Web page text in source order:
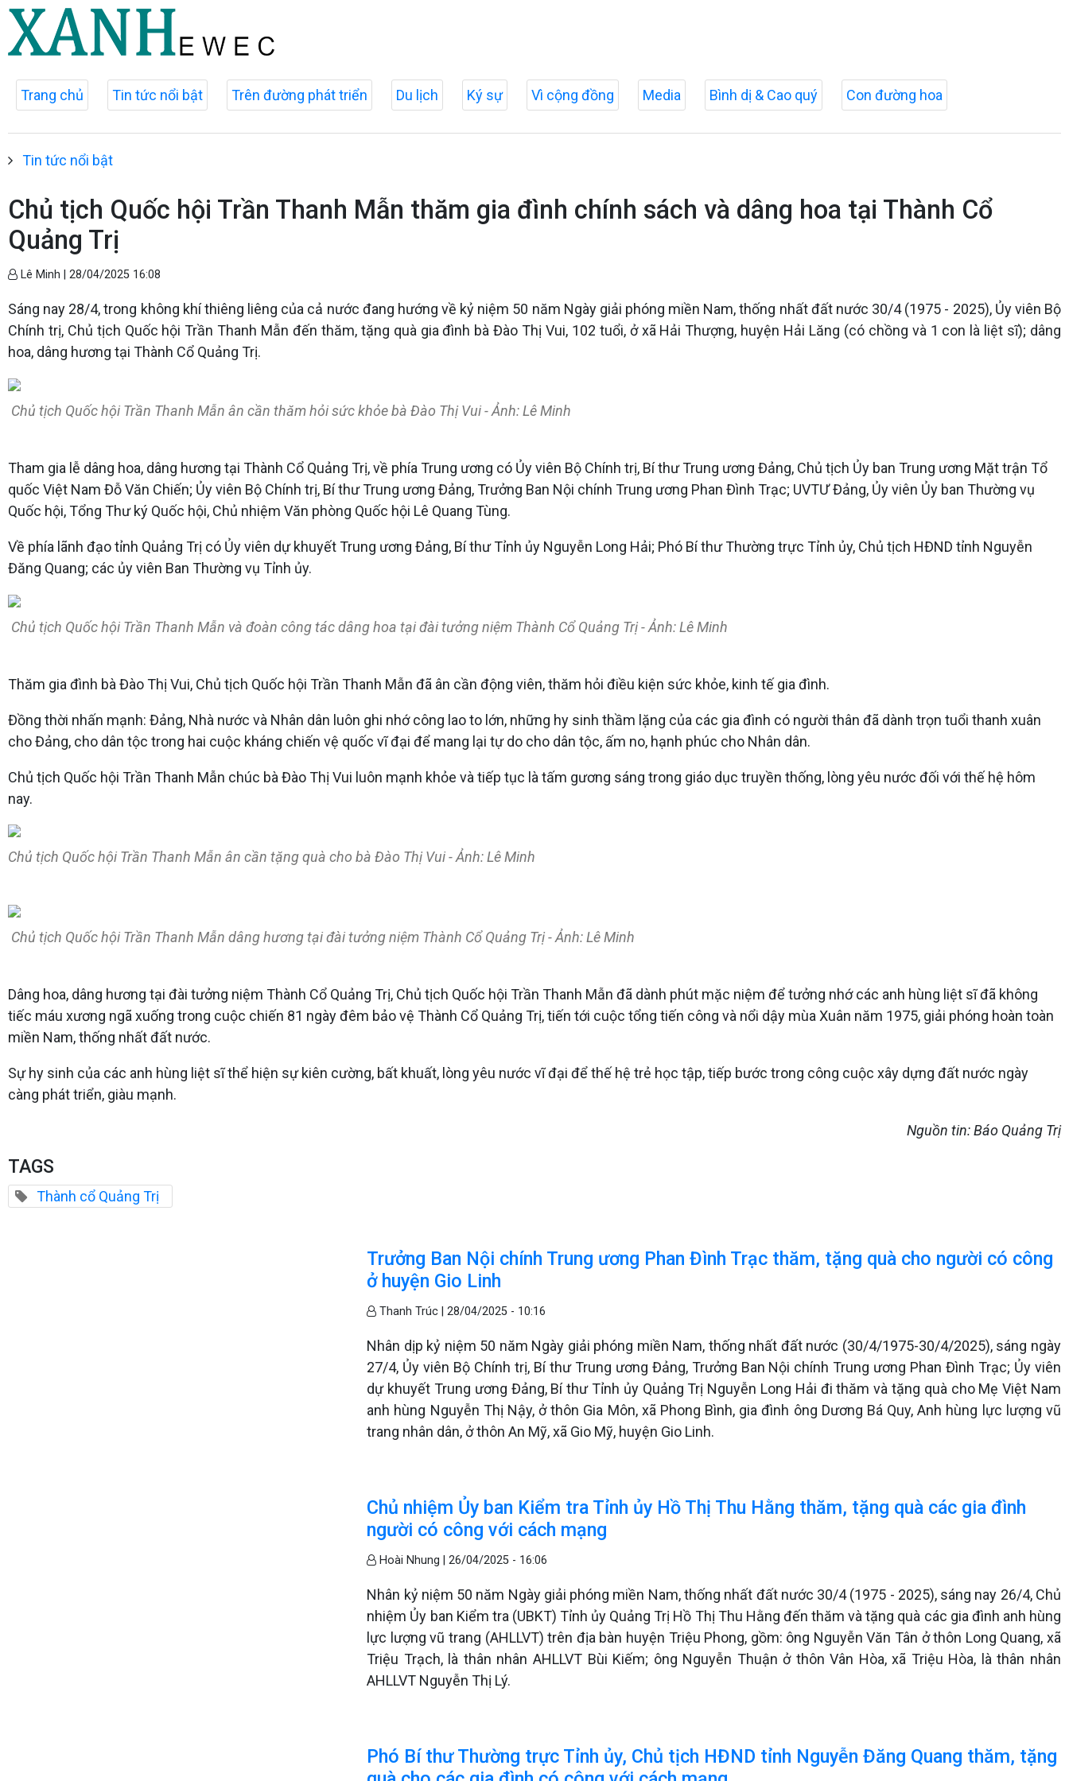
Trang chủ Tin tức nổi bật Trên đường phát triển Du lịch Ký sự Vì cộng đồng Media Bình dị & Cao quý Con đường hoa
Tin tức nổi bật
Chủ tịch Quốc hội Trần Thanh Mẫn thăm gia đình chính sách và dâng hoa tại Thành Cổ
Quảng Trị
Lê Minh | 28/04/2025 16:08
Sáng nay 28/4, trong không khí thiêng liêng của cả nước đang hướng về kỷ niệm 50 năm Ngày giải phóng miền Nam, thống nhất đất nước 30/4 (1975 - 2025), Ủy viên Bộ
Chính trị, Chủ tịch Quốc hội Trần Thanh Mẫn đến thăm, tặng quà gia đình bà Đào Thị Vui, 102 tuổi, ở xã Hải Thượng, huyện Hải Lăng (có chồng và 1 con là liệt sĩ); dâng
hoa, dâng hương tại Thành Cổ Quảng Trị.
Chủ tịch Quốc hội Trần Thanh Mẫn ân cần thăm hỏi sức khỏe bà Đào Thị Vui - Ảnh: Lê Minh
Tham gia lễ dâng hoa, dâng hương tại Thành Cổ Quảng Trị, về phía Trung ương có Ủy viên Bộ Chính trị, Bí thư Trung ương Đảng, Chủ tịch Ủy ban Trung ương Mặt trận Tổ
quốc Việt Nam Đỗ Văn Chiến; Ủy viên Bộ Chính trị, Bí thư Trung ương Đảng, Trưởng Ban Nội chính Trung ương Phan Đình Trạc; UVTƯ Đảng, Ủy viên Ủy ban Thường vụ
Quốc hội, Tổng Thư ký Quốc hội, Chủ nhiệm Văn phòng Quốc hội Lê Quang Tùng.
Về phía lãnh đạo tỉnh Quảng Trị có Ủy viên dự khuyết Trung ương Đảng, Bí thư Tỉnh ủy Nguyễn Long Hải; Phó Bí thư Thường trực Tỉnh ủy, Chủ tịch HĐND tỉnh Nguyễn
Đăng Quang; các ủy viên Ban Thường vụ Tỉnh ủy.
Chủ tịch Quốc hội Trần Thanh Mẫn và đoàn công tác dâng hoa tại đài tưởng niệm Thành Cổ Quảng Trị - Ảnh: Lê Minh
Thăm gia đình bà Đào Thị Vui, Chủ tịch Quốc hội Trần Thanh Mẫn đã ân cần động viên, thăm hỏi điều kiện sức khỏe, kinh tế gia đình.
Đồng thời nhấn mạnh: Đảng, Nhà nước và Nhân dân luôn ghi nhớ công lao to lớn, những hy sinh thầm lặng của các gia đình có người thân đã dành trọn tuổi thanh xuân
cho Đảng, cho dân tộc trong hai cuộc kháng chiến vệ quốc vĩ đại để mang lại tự do cho dân tộc, ấm no, hạnh phúc cho Nhân dân.
Chủ tịch Quốc hội Trần Thanh Mẫn chúc bà Đào Thị Vui luôn mạnh khỏe và tiếp tục là tấm gương sáng trong giáo dục truyền thống, lòng yêu nước đối với thế hệ hôm
nay.
Chủ tịch Quốc hội Trần Thanh Mẫn ân cần tặng quà cho bà Đào Thị Vui - Ảnh: Lê Minh
Chủ tịch Quốc hội Trần Thanh Mẫn dâng hương tại đài tưởng niệm Thành Cổ Quảng Trị - Ảnh: Lê Minh
Dâng hoa, dâng hương tại đài tưởng niệm Thành Cổ Quảng Trị, Chủ tịch Quốc hội Trần Thanh Mẫn đã dành phút mặc niệm để tưởng nhớ các anh hùng liệt sĩ đã không
tiếc máu xương ngã xuống trong cuộc chiến 81 ngày đêm bảo vệ Thành Cổ Quảng Trị, tiến tới cuộc tổng tiến công và nổi dậy mùa Xuân năm 1975, giải phóng hoàn toàn
miền Nam, thống nhất đất nước.
Sự hy sinh của các anh hùng liệt sĩ thể hiện sự kiên cường, bất khuất, lòng yêu nước vĩ đại để thế hệ trẻ học tập, tiếp bước trong công cuộc xây dựng đất nước ngày
càng phát triển, giàu mạnh.
Nguồn tin: Báo Quảng Trị
TAGS
Thành cổ Quảng Trị
Trưởng Ban Nội chính Trung ương Phan Đình Trạc thăm, tặng quà cho người có công
ở huyện Gio Linh
Thanh Trúc |28/04/2025 - 10:16
Nhân dịp kỷ niệm 50 năm Ngày giải phóng miền Nam, thống nhất đất nước (30/4/1975-30/4/2025), sáng ngày
27/4, Ủy viên Bộ Chính trị, Bí thư Trung ương Đảng, Trưởng Ban Nội chính Trung ương Phan Đình Trạc; Ủy viên
dự khuyết Trung ương Đảng, Bí thư Tỉnh ủy Quảng Trị Nguyễn Long Hải đi thăm và tặng quà cho Mẹ Việt Nam
anh hùng Nguyễn Thị Nậy, ở thôn Gia Môn, xã Phong Bình, gia đình ông Dương Bá Quy, Anh hùng lực lượng vũ
trang nhân dân, ở thôn An Mỹ, xã Gio Mỹ, huyện Gio Linh.
Chủ nhiệm Ủy ban Kiểm tra Tỉnh ủy Hồ Thị Thu Hằng thăm, tặng quà các gia đình
người có công với cách mạng
Hoài Nhung |26/04/2025 - 16:06
Nhân kỷ niệm 50 năm Ngày giải phóng miền Nam, thống nhất đất nước 30/4 (1975 - 2025), sáng nay 26/4, Chủ
nhiệm Ủy ban Kiểm tra (UBKT) Tỉnh ủy Quảng Trị Hồ Thị Thu Hằng đến thăm và tặng quà các gia đình anh hùng
lực lượng vũ trang (AHLLVT) trên địa bàn huyện Triệu Phong, gồm: ông Nguyễn Văn Tân ở thôn Long Quang, xã
Triệu Trạch, là thân nhân AHLLVT Bùi Kiếm; ông Nguyễn Thuận ở thôn Vân Hòa, xã Triệu Hòa, là thân nhân
AHLLVT Nguyễn Thị Lý.
Phó Bí thư Thường trực Tỉnh ủy, Chủ tịch HĐND tỉnh Nguyễn Đăng Quang thăm, tặng